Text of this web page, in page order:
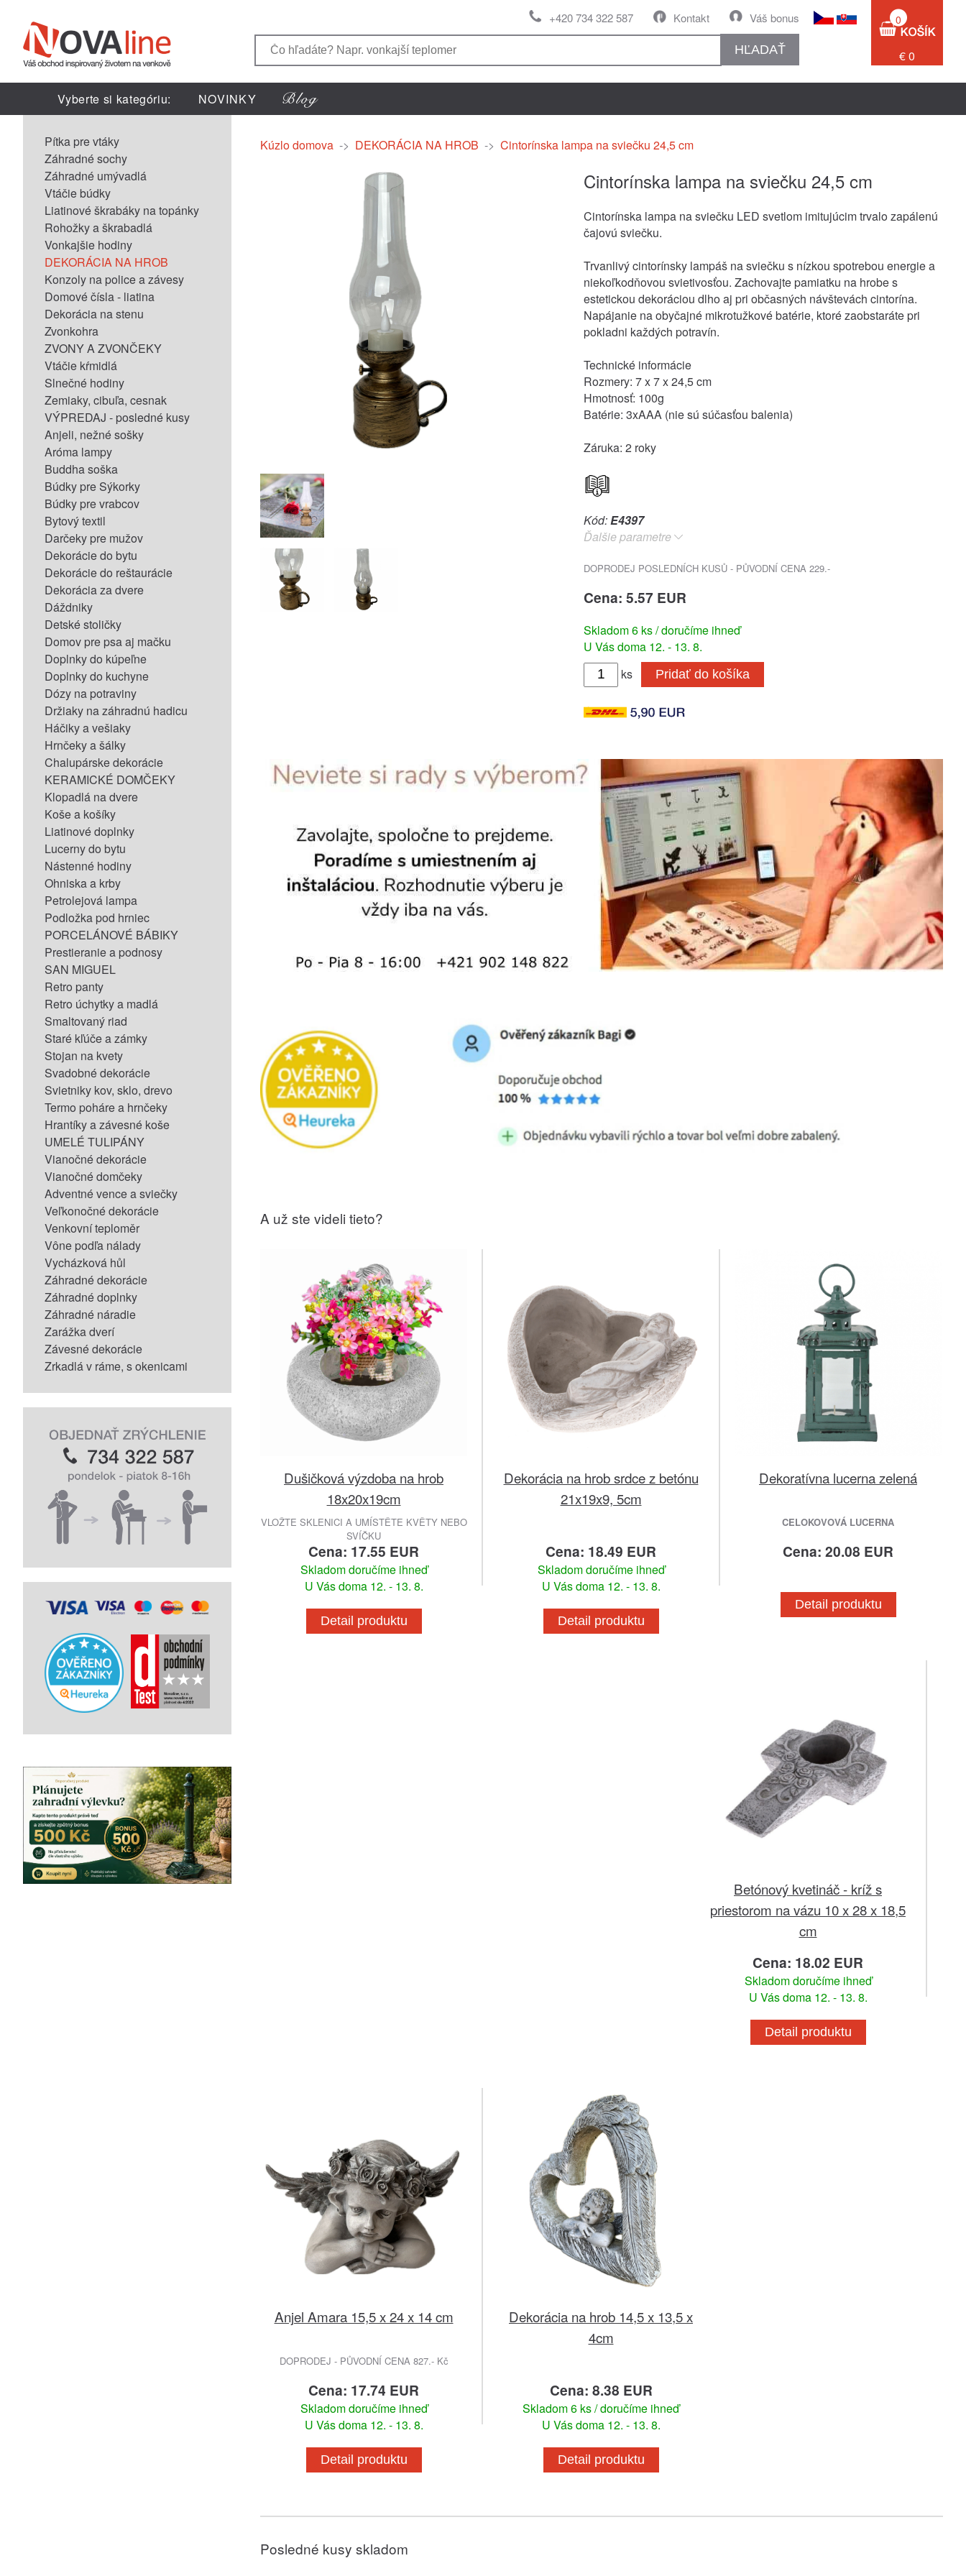
Váš bonus
Kontakt
+420 734 322 587
HĽADAŤ
0
€ 0
Vyberte si kategóriu: NOVINKY
Pítka pre vtáky
Záhradné sochy
Záhradné umývadlá
Vtáčie búdky
Liatinové škrabáky na topánky
Rohožky a škrabadlá
Vonkajšie hodiny
DEKORÁCIA NA HROB
Konzoly na police a závesy
Domové čísla - liatina
Dekorácia na stenu
Zvonkohra
ZVONY A ZVONČEKY
Vtáčie kŕmidlá
Slnečné hodiny
Zemiaky, cibuľa, cesnak
VÝPREDAJ - posledné kusy
Anjeli, nežné sošky
Aróma lampy
Buddha soška
Búdky pre Sýkorky
Búdky pre vrabcov
Bytový textil
Darčeky pre mužov
Dekorácie do bytu
Dekorácie do reštaurácie
Dekorácia za dvere
Dáždniky
Detské stoličky
Domov pre psa aj mačku
Doplnky do kúpeľne
Doplnky do kuchyne
Dózy na potraviny
Držiaky na záhradnú hadicu
Háčiky a vešiaky
Hrnčeky a šálky
Chalupárske dekorácie
KERAMICKÉ DOMČEKY
Klopadlá na dvere
Koše a košíky
Liatinové doplnky
Lucerny do bytu
Nástenné hodiny
Ohniska a krby
Petrolejová lampa
Podložka pod hrniec
PORCELÁNOVÉ BÁBIKY
Prestieranie a podnosy
SAN MIGUEL
Retro panty
Retro úchytky a madlá
Smaltovaný riad
Staré kľúče a zámky
Stojan na kvety
Svadobné dekorácie
Svietniky kov, sklo, drevo
Termo poháre a hrnčeky
Hrantíky a závesné koše
UMELÉ TULIPÁNY
Vianočné dekorácie
Vianočné domčeky
Adventné vence a sviečky
Veľkonočné dekorácie
Venkovní teploměr
Vône podľa nálady
Vycházková hůl
Záhradné dekorácie
Záhradné doplnky
Záhradné náradie
Zarážka dverí
Závesné dekorácie
Zrkadlá v ráme, s okenicami
Kúzlo domova -> DEKORÁCIA NA HROB -> Cintorínska lampa na sviečku 24,5 cm
Cintorínska lampa na sviečku 24,5 cm
Cintorínska lampa na sviečku LED svetlom imitujúcim trvalo zapálenú
čajovú sviečku.
Trvanlivý cintorínsky lampáš na sviečku s nízkou spotrebou energie a
niekoľkodňovou svietivosťou. Zachovajte pamiatku na hrobe s
estetickou dekoráciou dlho aj pri občasných návštevách cintorína.
Napájanie na obyčajné mikrotužkové batérie, ktoré zaobstaráte pri
pokladni každých potravín.
Technické informácie
Rozmery: 7 x 7 x 24,5 cm
Hmotnosť: 100g
Batérie: 3xAAA (nie sú súčasťou balenia)
Záruka: 2 roky
Kód:E4397
Ďalšie parametre
DOPRODEJ POSLEDNÍCH KUSŮ - PŮVODNÍ CENA 229.-
Cena: 5.57 EUR
Skladom 6 ks / doručíme ihneď
U Vás doma 12. - 13. 8.
ks
Pridať do košíka
A už ste videli tieto?
Dušičková výzdoba na hrob
18x20x19cm
VLOŽTE SKLENICI A UMÍSTĚTE KVĚTY NEBO
SVÍČKU
Cena: 17.55 EUR
Skladom doručíme ihneď
U Vás doma 12. - 13. 8.
Detail produktu
Dekorácia na hrob srdce z betónu
21x19x9, 5cm
Cena: 18.49 EUR
Skladom doručíme ihneď
U Vás doma 12. - 13. 8.
Detail produktu
Dekoratívna lucerna zelená
CELOKOVOVÁ LUCERNA
Cena: 20.08 EUR
Detail produktu
Betónový kvetináč - kríž s
priestorom na vázu 10 x 28 x 18,5
cm
Cena: 18.02 EUR
Skladom doručíme ihneď
U Vás doma 12. - 13. 8.
Detail produktu
Anjel Amara 15,5 x 24 x 14 cm
DOPRODEJ - PŮVODNÍ CENA 827.- Kč
Cena: 17.74 EUR
Skladom doručíme ihneď
U Vás doma 12. - 13. 8.
Detail produktu
Dekorácia na hrob 14,5 x 13,5 x
4cm
Cena: 8.38 EUR
Skladom 6 ks / doručíme ihneď
U Vás doma 12. - 13. 8.
Detail produktu
Posledné kusy skladom